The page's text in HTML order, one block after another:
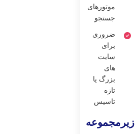
موتورهای
جستجو
ضروری
برای
سایت
های
بزرگ یا
تازه
تاسیس
زیرمجموعه